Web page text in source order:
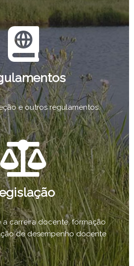
e outros regulamentos.
a carreira docente, formação
de desempenho docente